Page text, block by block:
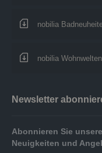
nobilia
nobilia
Newsletter
Abonnieren Sie
Neuigkeiten und